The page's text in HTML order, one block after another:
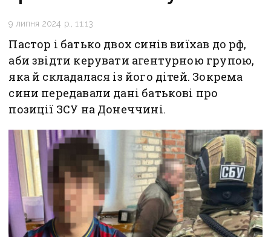
9 липня 2024 р., 11:13
Пастор і батько двох синів виїхав до рф,
аби звідти керувати агентурною групою,
яка й складалася із його дітей. Зокрема
сини передавали дані батькові про
позиції ЗСУ на Донеччині.